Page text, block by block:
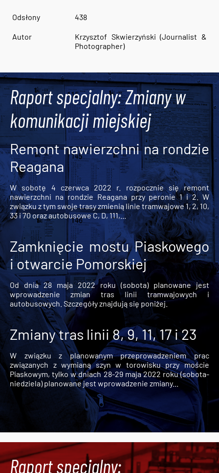
Odsłony 438
Autor
Krzysztof Skwierzyński (Journalist &
Photographer)
Raport specjalny: Zmiany w
komunikacji miejskiej
Remont nawierzchni na rondzie
Reagana
W sobotę 4 czerwca 2022 r. rozpocznie się remont
nawierzchni na rondzie Reagana przy peronie 1 i 2. W
związku z tym swoje trasy zmienią linie tramwajowe 1, 2, 10,
33 i 70 oraz autobusowe C, D, 111,...
Zamknięcie mostu Piaskowego
i otwarcie Pomorskiej
Od dnia 28 maja 2022 roku (sobota) planowane jest
wprowadzenie zmian tras linii tramwajowych i
autobusowych. Szczegóły znajdują się poniżej.
Zmiany tras linii 8, 9, 11, 17 i 23
W związku z planowanym przeprowadzeniem prac
związanych z wymianą szyn w torowisku przy moście
Piaskowym, tylko w dniach 28-29 maja 2022 roku (sobota-
niedziela) planowane jest wprowadzenie zmiany...
Raport specjalny: